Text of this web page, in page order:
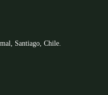
Santiago, Chile.